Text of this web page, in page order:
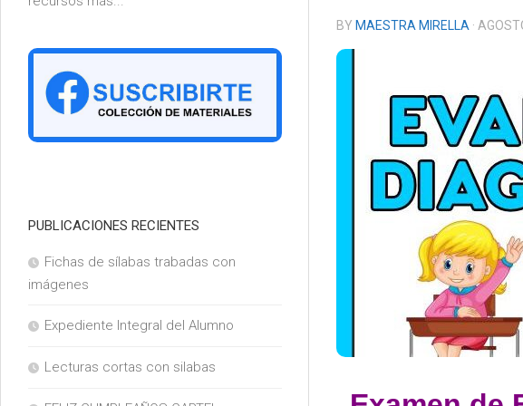
BY MAESTRA MIRELLA ·
PUBLICACIONES RECIENTES
Fichas de sílabas trabadas con
imágenes
Expediente Integral del Alumno
Lecturas cortas con silabas